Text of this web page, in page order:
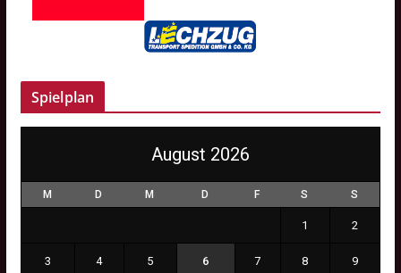
Spielplan
August 2026
M D M D F S S
1 2
3 4 5 6 7 8 9